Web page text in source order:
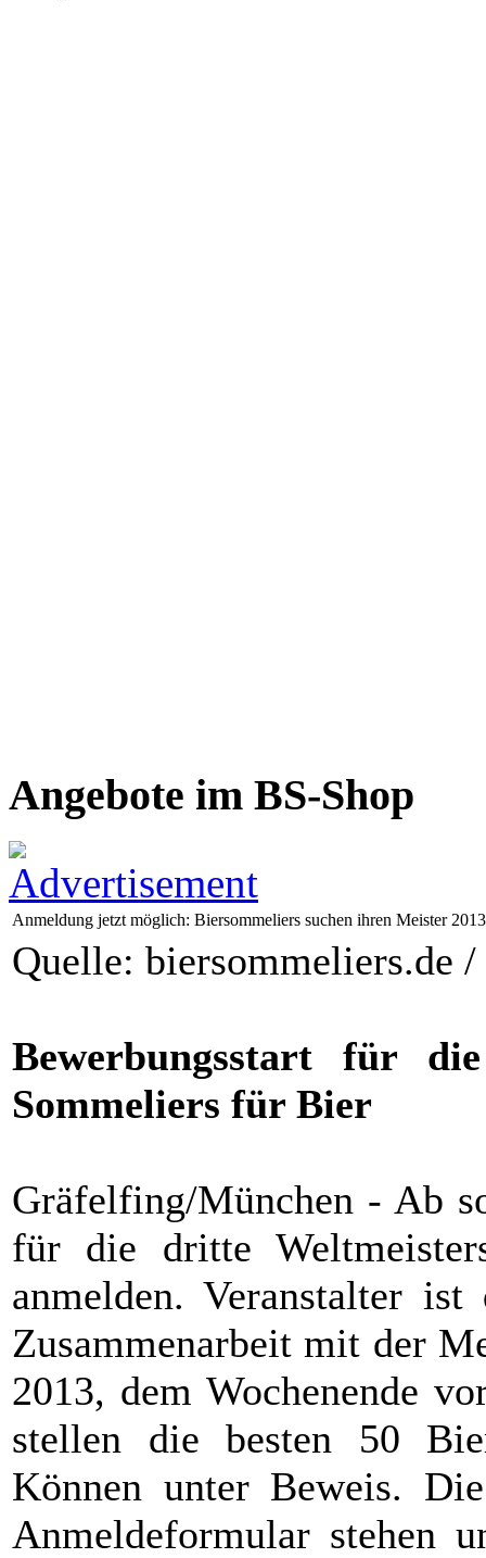
Angebote im BS-Shop
Anmeldung jetzt möglich: Biersommeliers suchen ihren Meister 2013
Quelle: biersommeliers.de
Bewerbungsstart für
Sommeliers für Bier
Gräfelfing/München - Ab
für die dritte
anmelden. Veranstalter
Zusammenarbeit mit der
2013, dem Wochenende
stellen die besten 50
Können unter Beweis.
Anmeldeformular stehen